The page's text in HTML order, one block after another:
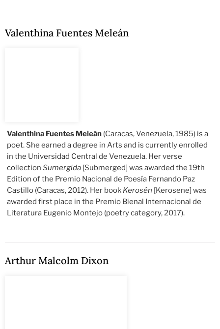
Valenthina Fuentes Meleán
Valenthina Fuentes Meleán (Caracas, Venezuela, 1985) is a
poet. She earned a degree in Arts and is currently enrolled
in the Universidad Central de Venezuela. Her verse
collectionSumergida [Submerged] was awarded the 19th
Edition of the Premio Nacional de Poesía Fernando Paz
Castillo (Caracas, 2012). Her book Kerosén [Kerosene] was
awarded first place in the Premio Bienal Internacional de
Literatura Eugenio Montejo (poetry category, 2017).
Arthur Malcolm Dixon